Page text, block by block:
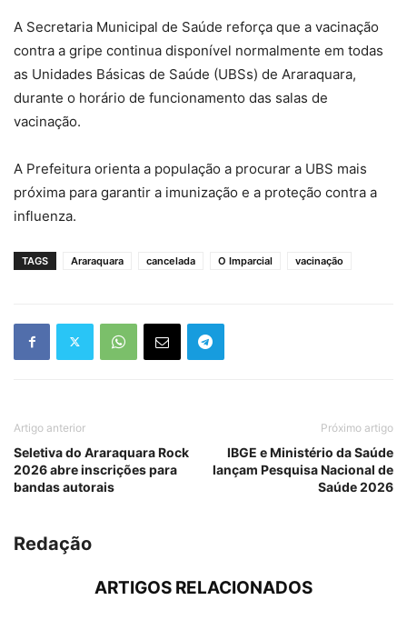
A Secretaria Municipal de Saúde reforça que a vacinação
contra a gripe continua disponível normalmente em todas
as Unidades Básicas de Saúde (UBSs) de Araraquara,
durante o horário de funcionamento das salas de
vacinação.
A Prefeitura orienta a população a procurar a UBS mais
próxima para garantir a imunização e a proteção contra a
influenza.
TAGS Araraquara cancelada O Imparcial vacinação
Artigo anterior
Seletiva do Araraquara Rock
2026 abre inscrições para
bandas autorais
Próximo artigo
IBGE e Ministério da Saúde
lançam Pesquisa Nacional de
Saúde 2026
Redação
ARTIGOS RELACIONADOS